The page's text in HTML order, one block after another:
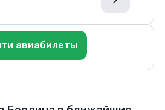
авиабилеты